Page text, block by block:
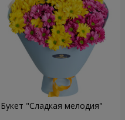
Букет "Сладкая мелодия"